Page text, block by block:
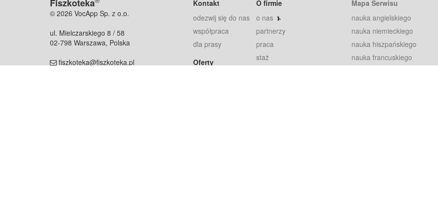
Fiszkoteka
© 2026 VocApp Sp. z o.o.
ul. Mielczarskiego 8 / 58
02-798 Warszawa, Polska
fiszkoteka@fiszkoteka.pl
Kontakt
odezwij się do nas
współpraca
dla prasy
Oferty
O firmie
o nas
partnerzy
praca
staż
Mapa Serwisu
nauka angielskiego
nauka niemieckiego
nauka hiszpańskiego
nauka francuskiego